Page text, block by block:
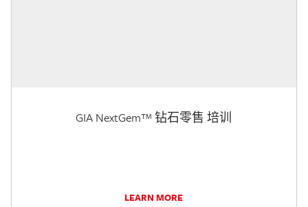
GIA NextGem™ 钻石零售 培训
LEARN MORE